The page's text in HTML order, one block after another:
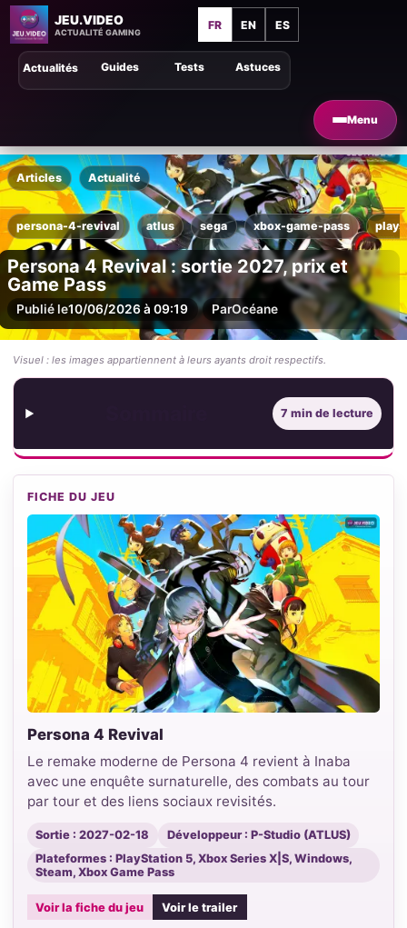
JEU.VIDEO
ACTUALITÉ GAMING
FR EN ES
Menu
Astuces
Guides Tests
Actualités
Articles Actualité
persona-4-revival atlus sega xbox-game-pass
Persona 4 Revival : sortie 2027, prix et
Game Pass
Publié le10/06/2026 à 09:19 ParOcéane
Visuel : les images appartiennent à leurs ayants droit respectifs.
7 min de lecture
FICHE DU JEU
Persona 4 Revival
Le remake moderne de Persona 4 revient à Inaba
avec une enquête surnaturelle, des combats au tour
par tour et des liens sociaux revisités.
Sortie : 2027-02-18
Développeur : P-Studio (ATLUS)
Plateformes : PlayStation 5, Xbox Series X|S, Windows,
Steam, Xbox Game Pass
Voir la fiche du jeu Voir le trailer